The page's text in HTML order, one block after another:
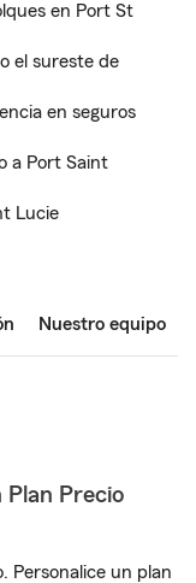
en Port St
el sureste de
en seguros
a Port Saint
Lucie
Nuestro equipo
Precio
Personalice un plan